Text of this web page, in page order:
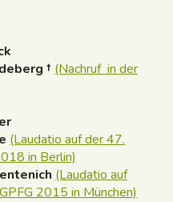
† (Nachruf in der
(Laudatio auf der 47.
in Berlin)
(Laudatio auf
2015 in München)